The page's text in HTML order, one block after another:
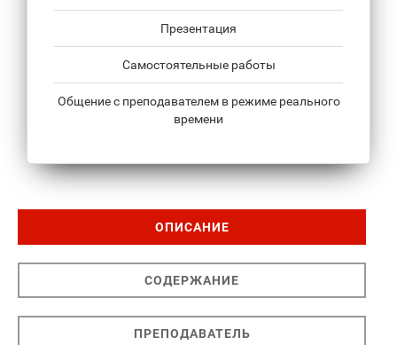
Презентация
Самостоятельные работы
Общение с преподавателем в режиме реального
времени
ОПИСАНИЕ
СОДЕРЖАНИЕ
ПРЕПОДАВАТЕЛЬ